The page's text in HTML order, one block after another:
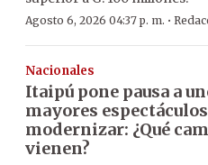
Agosto 6, 2026 04:37 p. m. ·
Nacionales
Itaipú pone pausa a
mayores
modernizar: ¿Qué
vienen?